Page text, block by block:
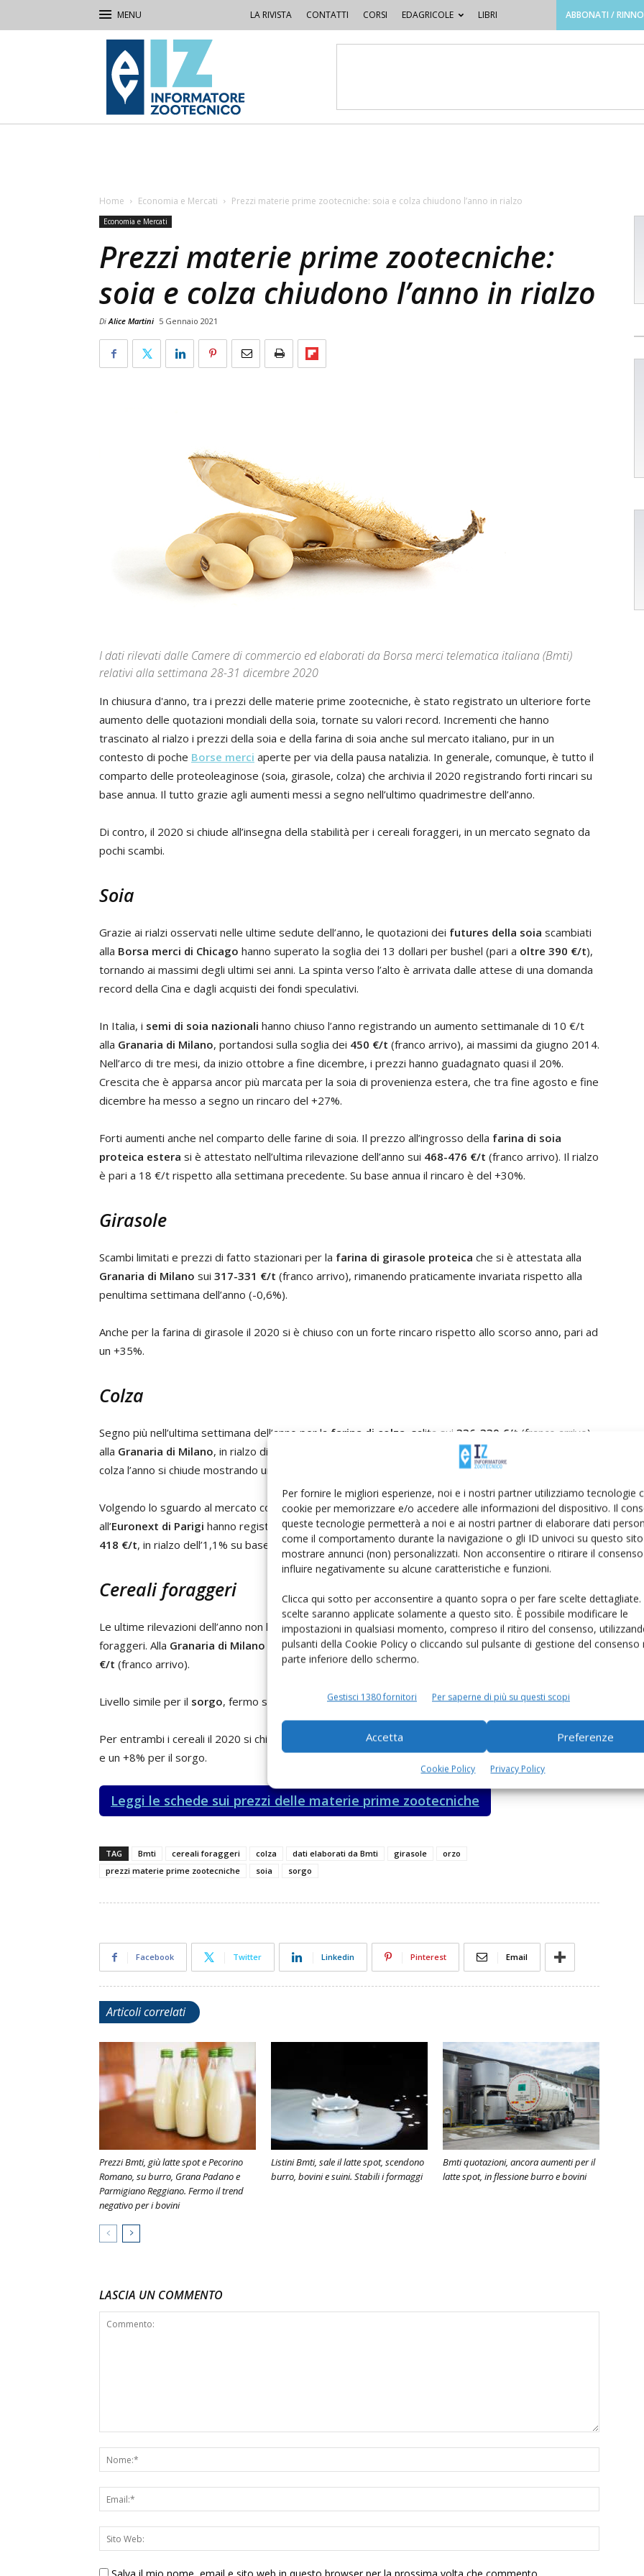
Per fornire le migliori esperienze, noi e i nostri partner utilizziamo tecnologie
cookie per memorizzare e/o accedere alle informazioni del dispositivo. Il
queste tecnologie permetterà a noi e ai nostri partner di elaborare dati
come il comportamento durante la navigazione o gli ID univoci su questo
mostrare annunci (non) personalizzati. Non acconsentire o ritirare il
influire negativamente su alcune caratteristiche e funzioni.
Clicca qui sotto per acconsentire a quanto sopra o per fare scelte dettagliate.
scelte saranno applicate solamente a questo sito. È possibile modificare le
impostazioni in qualsiasi momento, compreso il ritiro del consenso,
pulsanti della Cookie Policy o cliccando sul pulsante di gestione del consenso
parte inferiore dello schermo.
Gestisci 1380 fornitori Per saperne di più su questi scopi
Accetta Preferenze
Cookie Policy Privacy Policy
LA RIVISTA CONTATTI CORSI EDAGRICOLE LIBRI ABBONATI /
IZ
Informatore
Zootecnico
Home Economia e Mercati Prezzi materie prime zootecniche: soia e colza chiudono l’anno in rialzo
Economia e Mercati
Prezzi materie prime zootecniche:
soia e colza chiudono l’anno in rialzo
DiAlice Martini 5 Gennaio 2021
I dati rilevati dalle Camere di commercio ed elaborati da Borsa merci telematica italiana (Bmti)
relativi alla settimana 28-31 dicembre 2020
In chiusura d'anno, tra i prezzi delle materie prime zootecniche, è stato registrato un ulteriore forte
aumento delle quotazioni mondiali della soia, tornate su valori record. Incrementi che hanno
trascinato al rialzo i prezzi della soia e della farina di soia anche sul mercato italiano, pur in un
contesto di poche Borse merci aperte per via della pausa natalizia. In generale, comunque, è tutto il
comparto delle proteoleaginose (soia, girasole, colza) che archivia il 2020 registrando forti rincari su
base annua. Il tutto grazie agli aumenti messi a segno nell’ultimo quadrimestre dell’anno.
Di contro, il 2020 si chiude all’insegna della stabilità per i cereali foraggeri, in un mercato segnato da
pochi scambi.
Soia
Grazie ai rialzi osservati nelle ultime sedute dell’anno, le quotazioni dei futures della soia scambiati
alla Borsa merci di Chicago hanno superato la soglia dei 13 dollari per bushel (pari a oltre 390 €/t),
tornando ai massimi degli ultimi sei anni. La spinta verso l’alto è arrivata dalle attese di una domanda
record della Cina e dagli acquisti dei fondi speculativi.
In Italia, i semi di soia nazionali hanno chiuso l’anno registrando un aumento settimanale di 10 €/t
alla Granaria di Milano, portandosi sulla soglia dei 450 €/t (franco arrivo), ai massimi da giugno 2014.
Nell’arco di tre mesi, da inizio ottobre a fine dicembre, i prezzi hanno guadagnato quasi il 20%.
Crescita che è apparsa ancor più marcata per la soia di provenienza estera, che tra fine agosto e fine
dicembre ha messo a segno un rincaro del +27%.
Forti aumenti anche nel comparto delle farine di soia. Il prezzo all’ingrosso della farina di soia
proteica estera si è attestato nell’ultima rilevazione dell’anno sui 468-476 €/t (franco arrivo). Il rialzo
è pari a 18 €/t rispetto alla settimana precedente. Su base annua il rincaro è del +30%.
Girasole
Scambi limitati e prezzi di fatto stazionari per la farina di girasole proteica che si è attestata alla
Granaria di Milano sui 317-331 €/t (franco arrivo), rimanendo praticamente invariata rispetto alla
penultima settimana dell’anno (-0,6%).
Anche per la farina di girasole il 2020 si è chiuso con un forte rincaro rispetto allo scorso anno, pari ad
un +35%.
Colza
Segno più nell’ultima settimana dell’anno per la farina di colza , salita sui 336-339 €/t (franco arrivo)
alla Granaria di Milano, in rialzo di 10 €/t rispetto alla settimana precedente. Anche per la farina di
colza l’anno si chiude mostrando una crescita sensibile rispetto a dodici mesi prima, pari ad un +32%.
Volgendo lo sguardo al mercato comunitario, anche le quotazioni deisemi di colzascambiati
all’Euronext di Parigi hanno registrato un incremento nelle ultime sedute dell’anno, raggiungendo i
418 €/t, in rialzo dell’1,1% su base settimanale.
Cereali foraggeri
Le ultime rilevazioni dell’anno non hanno riservato variazioni per i prezzi dei principali cereali
foraggeri. Alla Granaria di Milano orzo pesante di origine nazionalesi è confermato sui189-193
€/t (franco arrivo).
Livello simile per il sorgo, fermo sui 188-190 €/t(franco arrivo) allaBorsa merci di Modena.
Per entrambi i cereali il 2020 si chiude in crescita rispetto alla scorsa annata, con un +10% per l’orzo
e un +8% per il sorgo.
Leggi le schede sui prezzi delle materie prime zootecniche
TAG Bmti cereali foraggeri colza dati elaborati da Bmti girasole
orzo
prezzi materie prime zootecniche
soia sorgo
Facebook Twitter Linkedin Pinterest Email
Articoli correlati
Prezzi Bmti, giù latte spot e Pecorino
Romano, su burro, Grana Padano e
Parmigiano Reggiano. Fermo il trend
negativo per i bovini
Listini Bmti, sale il latte spot, scendono
burro, bovini e suini. Stabili i formaggi
Bmti quotazioni, ancora aumenti per il
latte spot, in flessione burro e bovini
LASCIA UN COMMENTO